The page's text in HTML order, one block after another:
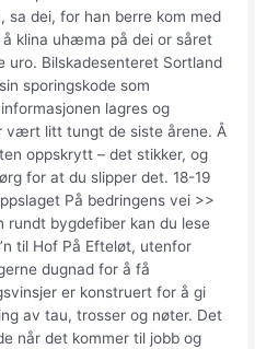
sa dei, for han berre kom med
klina uhæma på dei or såret
uro. Bilskadesenteret Sortland
sporingskode som
lagres og
vært litt tungt de siste årene. Å
oppskrytt – det stikker, og
for at du slipper det. 18-19
På bedringens vei >>
rundt bygdefiber kan du lese
til Hof På Efteløt, utenfor
dugnad for å få
er konstruert for å gi
av tau, trosser og nøter. Det
når det kommer til jobb og